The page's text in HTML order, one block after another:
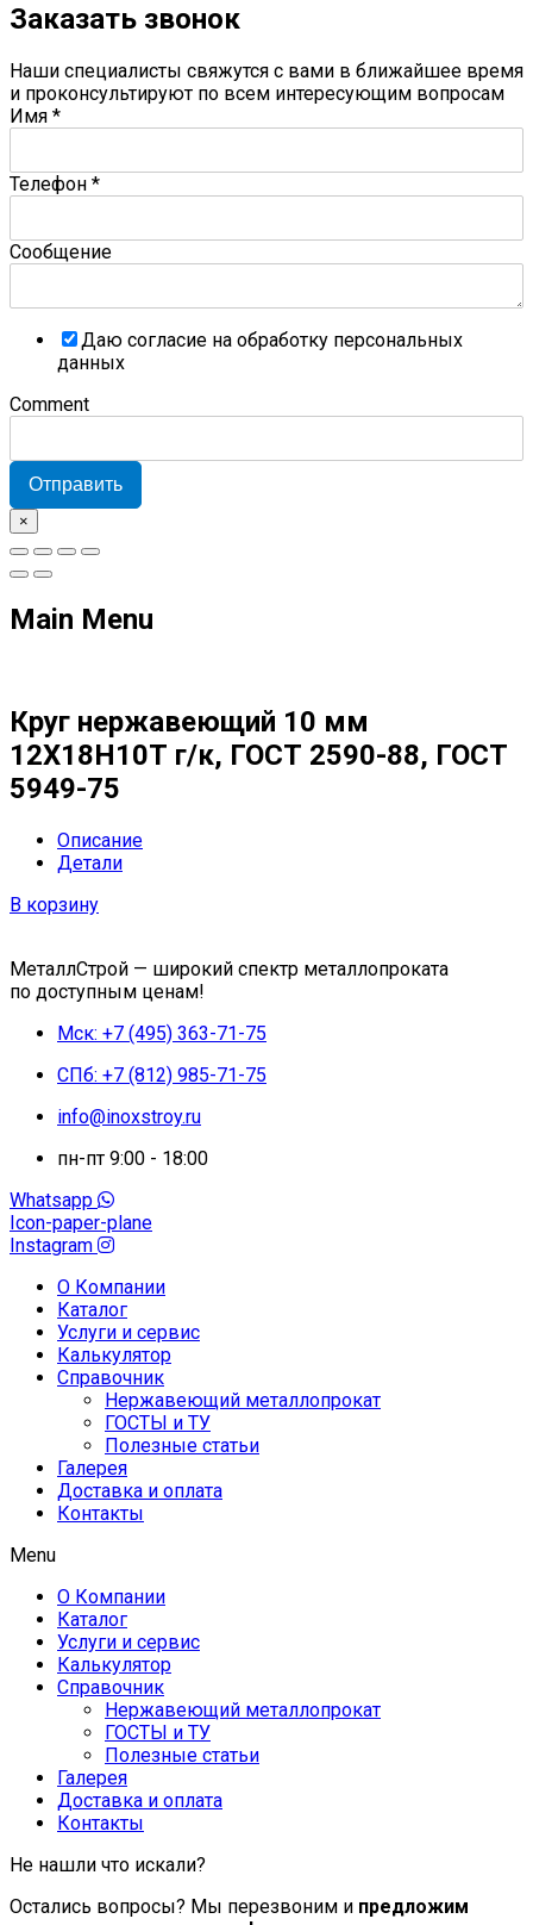
Заказать звонок
Наши специалисты свяжутся с вами в ближайшее время
и проконсультируют по всем интересующим вопросам
Имя *
Телефон *
Сообщение
Даю согласие на обработку персональных
данных
Comment
Отправить
×
Main Menu
Круг нержавеющий 10 мм
12Х18Н10Т г/к, ГОСТ 2590-88, ГОСТ
5949-75
Описание
Детали
В корзину
МеталлСтрой — широкий спектр металлопроката
по доступным ценам!
Мск: +7 (495) 363-71-75
СПб: +7 (812) 985-71-75
info@inoxstroy.ru
пн-пт 9:00 - 18:00
Whatsapp
Icon-paper-plane
Instagram
О Компании
Каталог
Услуги и сервис
Калькулятор
Справочник
Нержавеющий металлопрокат
ГОСТЫ и ТУ
Полезные статьи
Галерея
Доставка и оплата
Контакты
Menu
О Компании
Каталог
Услуги и сервис
Калькулятор
Справочник
Нержавеющий металлопрокат
ГОСТЫ и ТУ
Полезные статьи
Галерея
Доставка и оплата
Контакты
Не нашли что искали?
Остались вопросы? Мы перезвоним и предложим